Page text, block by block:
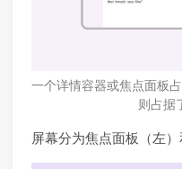
一个详情容器或焦点面板
则占据
屏幕分为焦点面板（左）